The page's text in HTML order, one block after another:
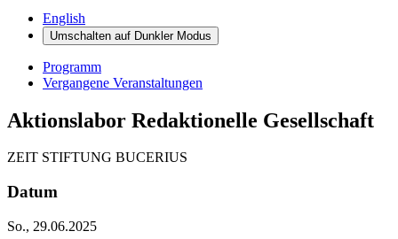
English
Umschalten auf DunklerModus
Programm
Vergangene Veranstaltungen
Aktionslabor Redaktionelle Gesellschaft
ZEIT STIFTUNG BUCERIUS
Datum
So., 29.06.2025